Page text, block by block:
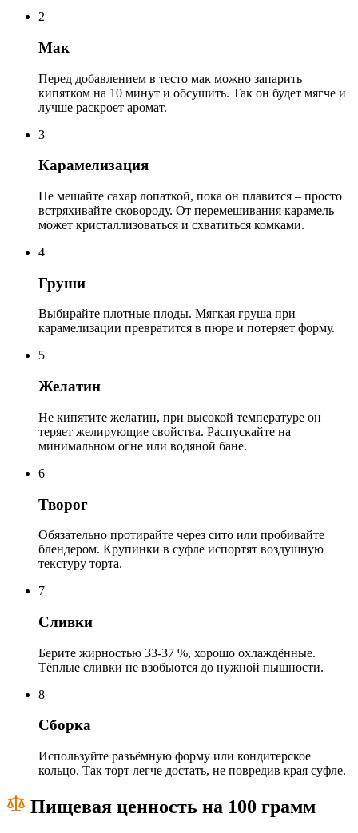
2
Мак
Перед добавлением в тесто мак можно запарить
кипятком на 10 минут и обсушить. Так он будет мягче и
лучше раскроет аромат.
3
Карамелизация
Не мешайте сахар лопаткой, пока он плавится – просто
встряхивайте сковороду. От перемешивания карамель
может кристаллизоваться и схватиться комками.
4
Груши
Выбирайте плотные плоды. Мягкая груша при
карамелизации превратится в пюре и потеряет форму.
5
Желатин
Не кипятите желатин, при высокой температуре он
теряет желирующие свойства. Распускайте на
минимальном огне или водяной бане.
6
Творог
Обязательно протирайте через сито или пробивайте
блендером. Крупинки в суфле испортят воздушную
текстуру торта.
7
Сливки
Берите жирностью 33-37 %, хорошо охлаждённые.
Тёплые сливки не взобьются до нужной пышности.
8
Сборка
Используйте разъёмную форму или кондитерское
кольцо. Так торт легче достать, не повредив края суфле.
Пищевая ценность на 100 грамм